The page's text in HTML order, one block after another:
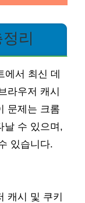
리
에서 최신 데
라우저 캐시
문제는 크롬
날 수 있으며,
있습니다.
캐시 및 쿠키